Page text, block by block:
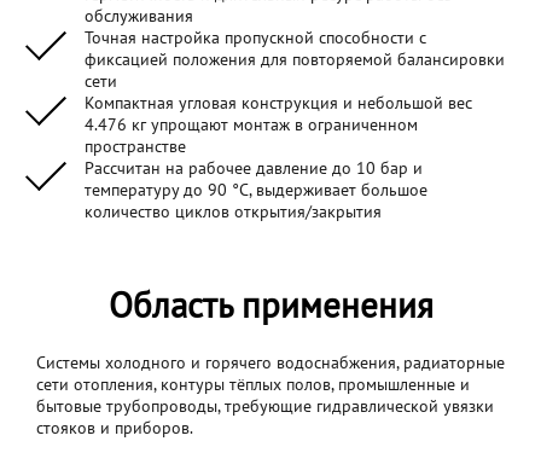
обслуживания
Точная настройка пропускной способности с
фиксацией положения для повторяемой балансировки
сети
Компактная угловая конструкция и небольшой вес
4.476 кг упрощают монтаж в ограниченном
пространстве
Рассчитан на рабочее давление до 10 бар и
температуру до 90 °C, выдерживает большое
количество циклов открытия/закрытия
Область применения
Системы холодного и горячего водоснабжения, радиаторные
сети отопления, контуры тёплых полов, промышленные и
бытовые трубопроводы, требующие гидравлической увязки
стояков и приборов.